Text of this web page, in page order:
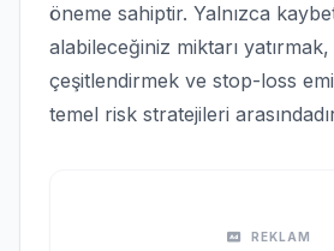
öneme sahiptir. Yalnızca
alabileceğiniz miktarı
çeşitlendirmek ve stop-loss
temel risk stratejileri
REKLAM